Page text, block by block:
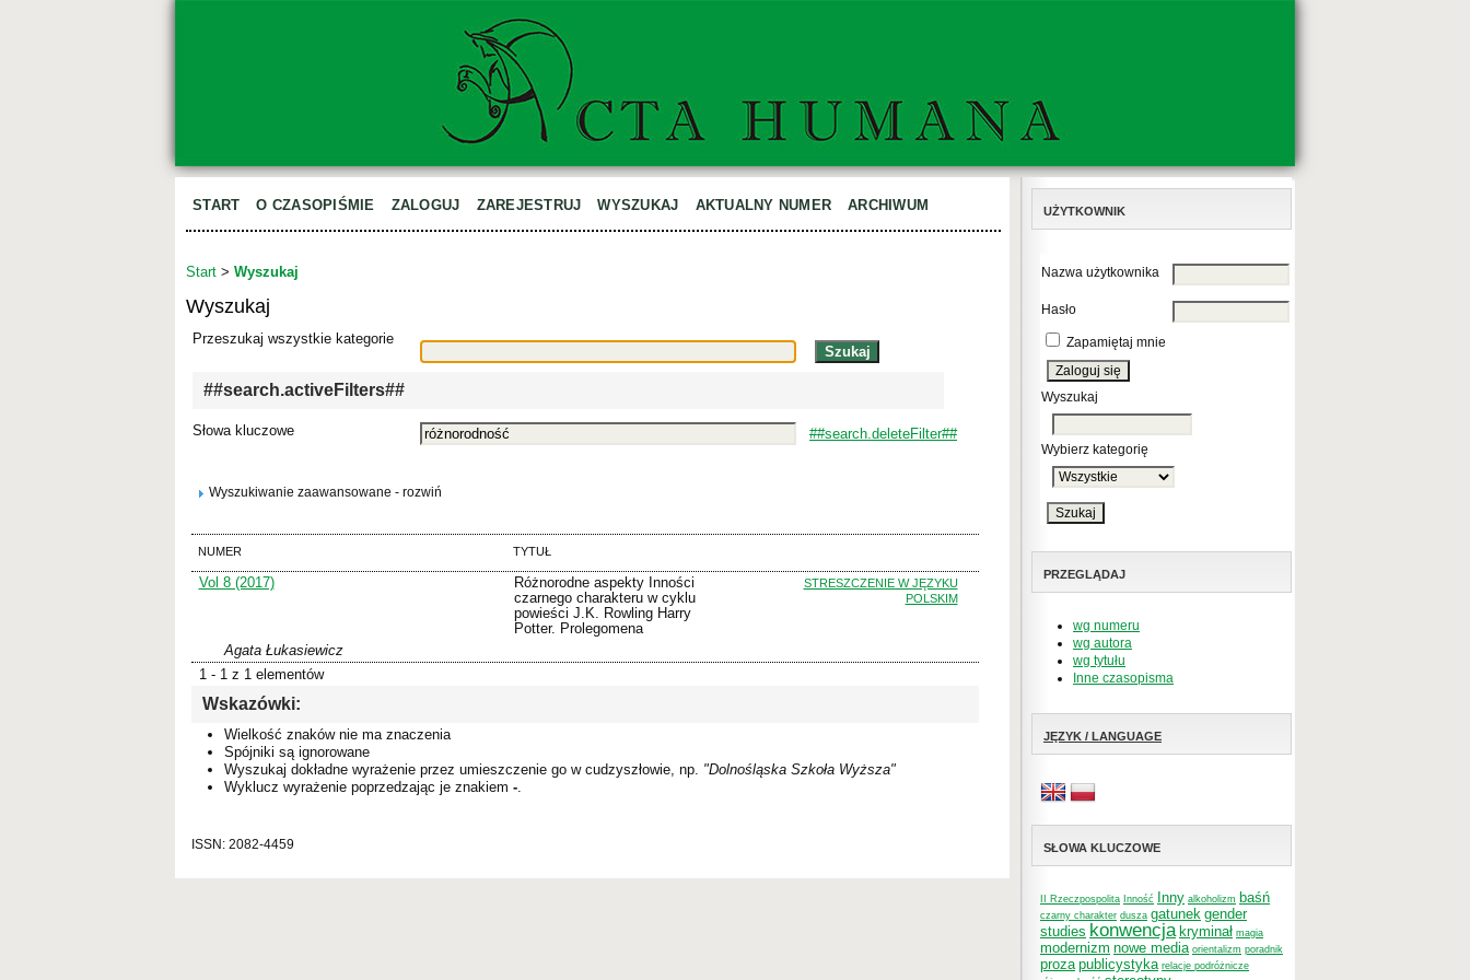
UŻYTKOWNIK
Nazwa użytkownika
Hasło
Zapamiętaj mnie
Wyszukaj
Wybierz kategorię
PRZEGLĄDAJ
wg numeru
wg autora
wg tytułu
Inne czasopisma
JĘZYK / LANGUAGE
SŁOWA KLUCZOWE
II Rzeczpospolita Inność Inny alkoholizm baśń
czarny charakter dusza gatunek gender
studies konwencja kryminał magia
modernizm nowe media orientalizm poradnik
proza publicystyka relacje podróżnicze
START O CZASOPIŚMIE ZALOGUJ ZAREJESTRUJ WYSZUKAJ AKTUALNY NUMER ARCHIWUM
Start > Wyszukaj
Wyszukaj
Przeszukaj wszystkie kategorie
##search.activeFilters##
Słowa kluczowe ##search.deleteFilter##
Wyszukiwanie zaawansowane - rozwiń
NUMER TYTUŁ
Vol 8 (2017)
Różnorodne aspekty Inności
czarnego charakteru w cyklu
powieści J.K. Rowling Harry
Potter. Prolegomena
STRESZCZENIE W JĘZYKU
POLSKIM
Agata Łukasiewicz
1 - 1 z 1 elementów
Wskazówki:
Wielkość znaków nie ma znaczenia
Spójniki są ignorowane
Wyszukaj dokładne wyrażenie przez umieszczenie go w cudzyszłowie, np. "Dolnośląska Szkoła Wyższa"
Wyklucz wyrażenie poprzedzając je znakiem -.
ISSN: 2082-4459